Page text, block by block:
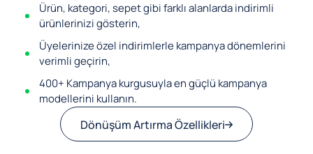
Ürün, kategori, sepet gibi farklı alanlarda indirimli
ürünlerinizi gösterin,
Üyelerinize özel indirimlerle kampanya dönemlerini
verimli geçirin,
400+ Kampanya kurgusuyla en güçlü kampanya
modellerini kullanın.
Dönüşüm Artırma Özellikleri